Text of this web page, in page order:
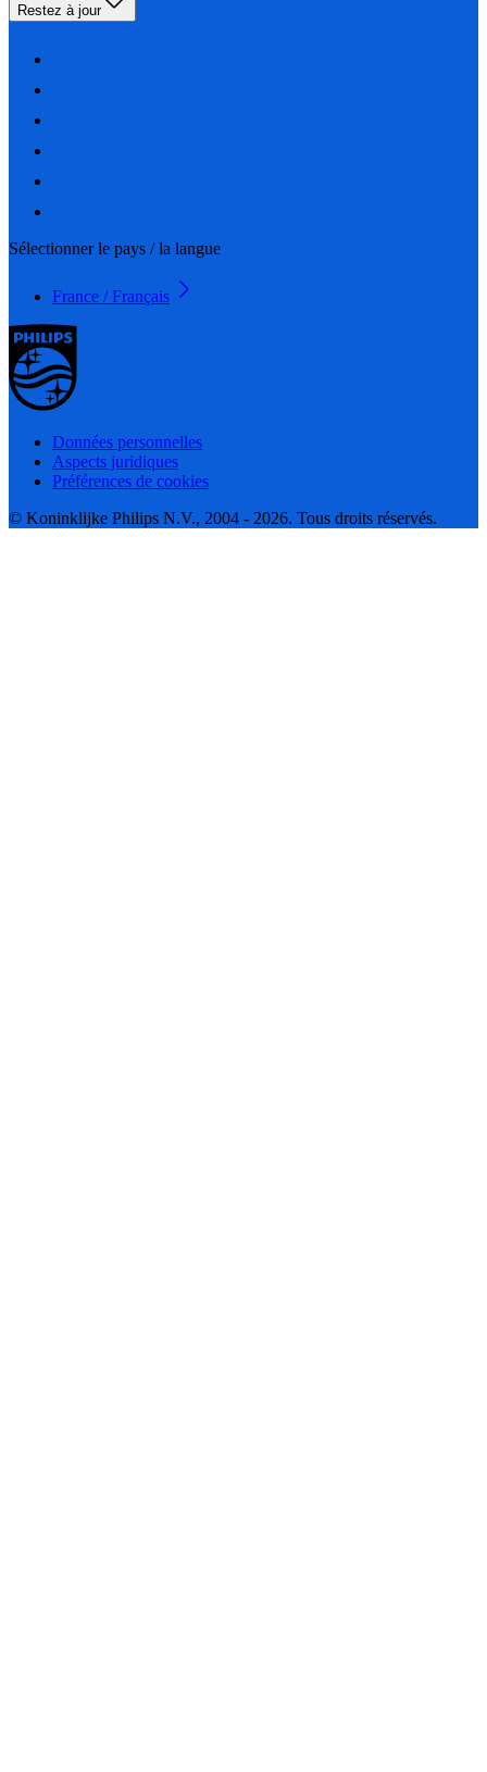
Restez à jour
Sélectionner le pays / la langue
France / Français
Données personnelles
Aspects juridiques
Préférences de cookies
© Koninklijke Philips N.V., 2004 - 2026. Tous droits réservés.